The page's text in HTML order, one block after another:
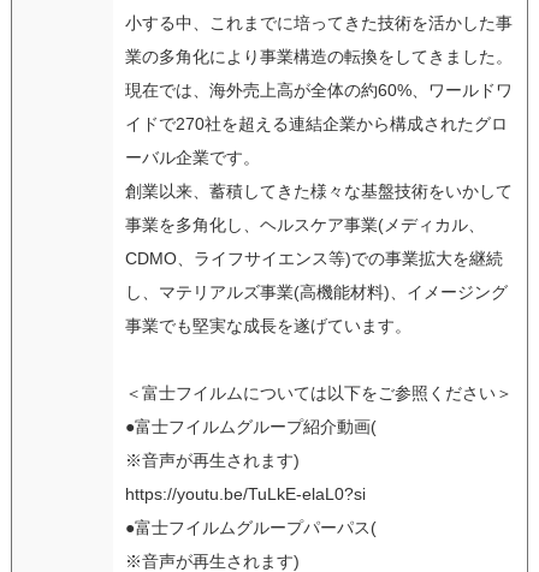
小する中、これまでに培ってきた技術を活かした事
業の多角化により事業構造の転換をしてきました。
現在では、海外売上高が全体の約60%、ワールドワ
イドで270社を超える連結企業から構成されたグロ
ーバル企業です。
創業以来、蓄積してきた様々な基盤技術をいかして
事業を多角化し、ヘルスケア事業(メディカル、
CDMO、ライフサイエンス等)での事業拡大を継続
し、マテリアルズ事業(高機能材料)、イメージング
事業でも堅実な成長を遂げています。
＜富士フイルムについては以下をご参照ください＞
●富士フイルムグループ紹介動画(
※音声が再生されます)
https://youtu.be/TuLkE-elaL0?si
●富士フイルムグループパーパス(
※音声が再生されます)